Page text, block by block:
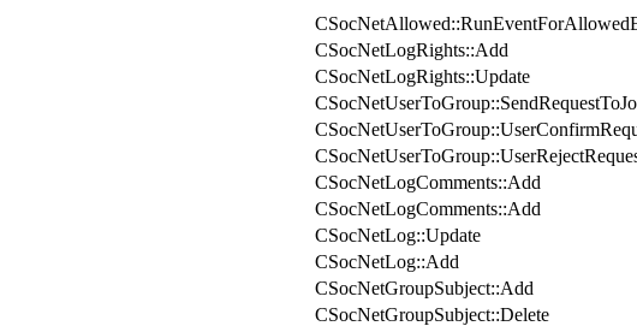
CSocNetLogRights::Add
CSocNetLogRights::Update
CSocNetLogComments::Add
CSocNetLogComments::Add
CSocNetLog::Update
CSocNetLog::Add
CSocNetGroupSubject::Add
CSocNetGroupSubject::Delete